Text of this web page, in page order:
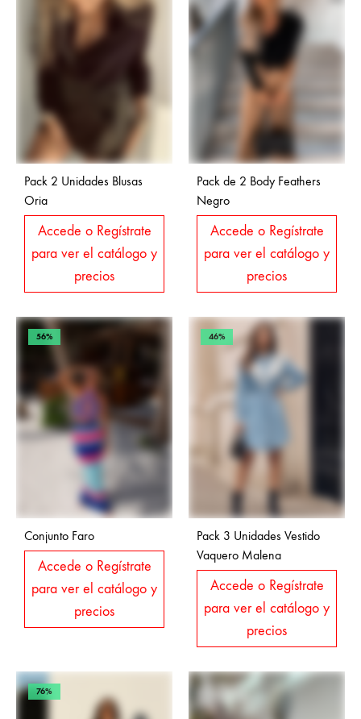
Pack 2 Unidades Blusas
Oria
Accede o Regístrate
para ver el catálogo y
precios
Pack de 2 Body Feathers
Negro
Accede o Regístrate
para ver el catálogo y
precios
56%
Conjunto Faro
Accede o Regístrate
para ver el catálogo y
precios
46%
Pack 3 Unidades Vestido
Vaquero Malena
Accede o Regístrate
para ver el catálogo y
precios
76%